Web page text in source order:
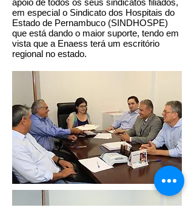
apoio de todos os seus sindicatos filiados,
em especial o Sindicato dos Hospitais do
Estado de Pernambuco (SINDHOSPE)
que está dando o maior suporte, tendo em
vista que a Enaess terá um escritório
regional no estado.